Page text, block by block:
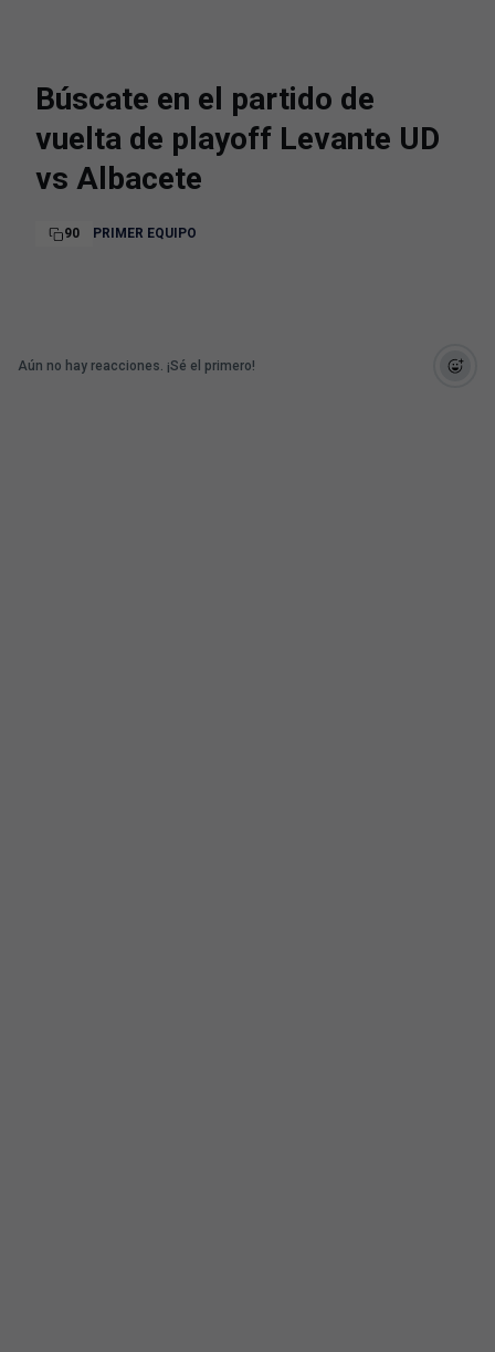
Búscate en el partido de
vuelta de playoff Levante UD
vs Albacete
90 PRIMER EQUIPO
Aún no hay reacciones. ¡Sé el primero!